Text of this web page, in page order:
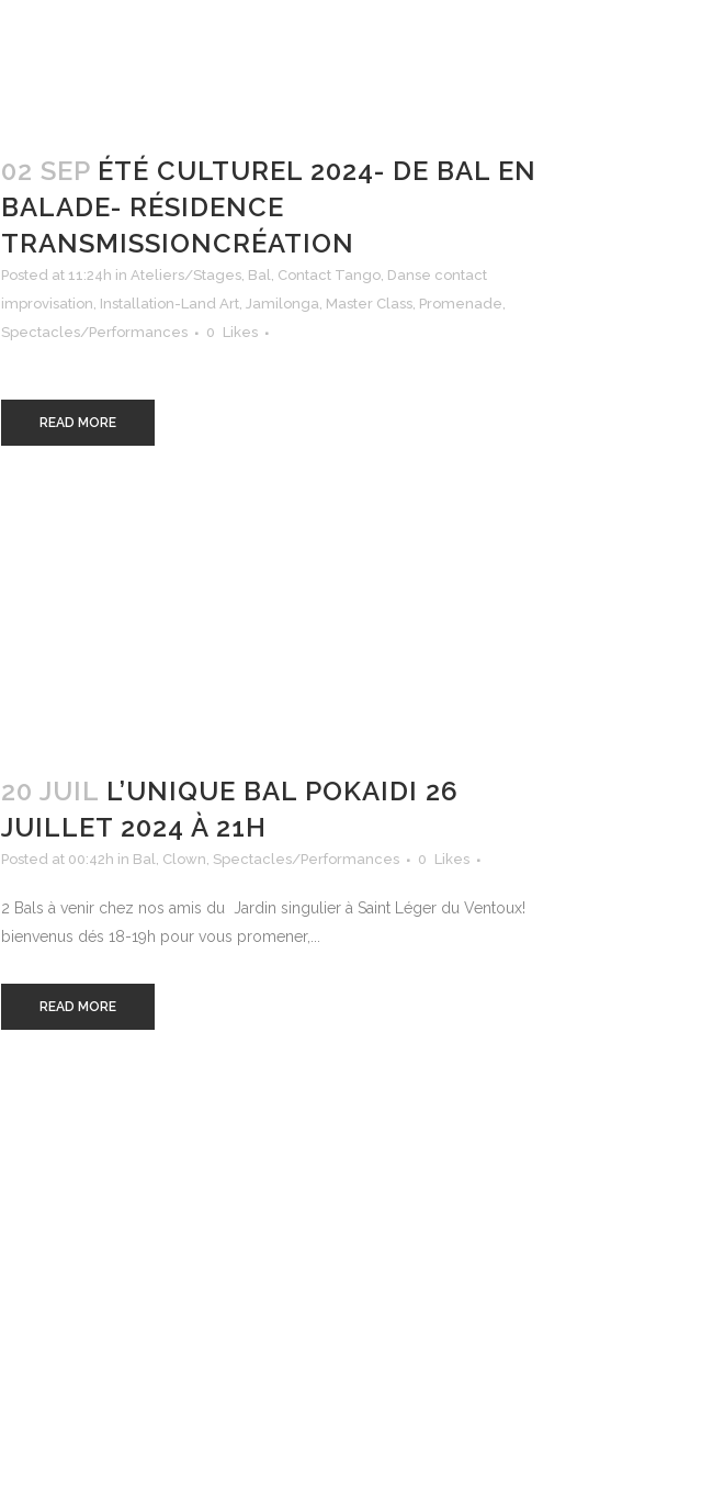
02 SEP ÉTÉ CULTUREL 2024- DE BAL EN
BALADE- RÉSIDENCE
TRANSMISSIONCRÉATION
Posted at 11:24h in Ateliers/Stages Bal Contact Tango Danse contact
improvisation Installation-Land Art Jamilonga Master Class Promenade
Spectacles/Performances
0 Likes
READ MORE
20 JUIL L’UNIQUE BAL POKAIDI 26
JUILLET 2024 À 21H
Posted at 00:42h in Bal Clown Spectacles/Performances 0 Likes
2 Bals à venir chez nos amis du Jardin singulier à Saint Léger du Ventoux!
bienvenus dés 18-19h pour vous promener,...
READ MORE